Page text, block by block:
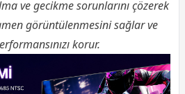
ve gecikme sorunlarını çözerek
görüntülenmesini sağlar ve
korur.